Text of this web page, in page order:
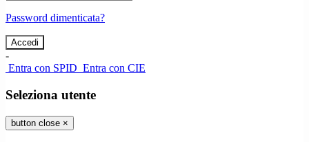
Password dimenticata?
-
Entra con SPID Entra con CIE
Seleziona utente
button close ×